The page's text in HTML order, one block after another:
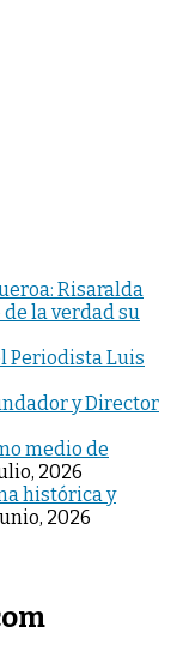
Risaralda
la verdad su
Periodista Luis
y Director
medio de
2026
histórica y
2026